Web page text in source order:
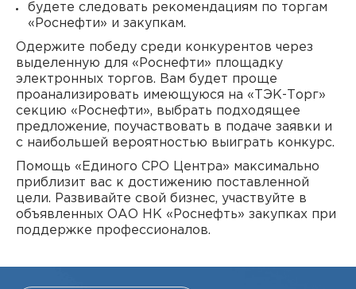
будете следовать рекомендациям по торгам
«Роснефти» и закупкам.
Одержите победу среди конкурентов через
выделенную для «Роснефти» площадку
электронных торгов. Вам будет проще
проанализировать имеющуюся на «ТЭК-Торг»
секцию «Роснефти», выбрать подходящее
предложение, поучаствовать в подаче заявки и
с наибольшей вероятностью выиграть конкурс.
Помощь «Единого СРО Центра» максимально
приблизит вас к достижению поставленной
цели. Развивайте свой бизнес, участвуйте в
объявленных ОАО НК «Роснефть» закупках при
поддержке профессионалов.